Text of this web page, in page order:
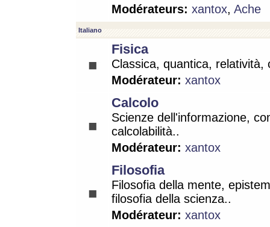
Modérateurs: xantox, Ache
Italiano
Fisica
Classica, quantica, relatività,
Modérateur: xantox
Calcolo
Scienze dell'informazione,
calcolabilità..
Modérateur: xantox
Filosofia
Filosofia della mente,
filosofia della scienza..
Modérateur: xantox